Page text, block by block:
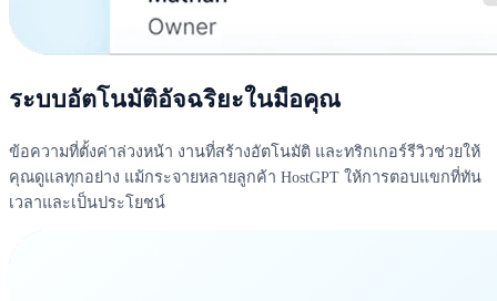
ระบบอัตโนมัติอัจฉริยะในมือคุณ
ข้อความที่ตั้งค่าล่วงหน้า งานที่สร้างอัตโนมัติ และทริกเกอร์รีวิวช่วยให้
คุณดูแลทุกอย่าง แม้กระจายหลายลูกค้า HostGPT ให้การตอบแขกที่ทัน
เวลาและเป็นประโยชน์